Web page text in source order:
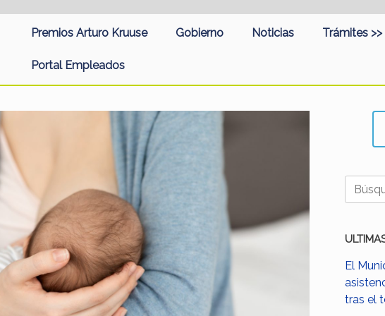
Premios Arturo Kruuse Gobierno Noticias Trámites >>
Portal Empleados
Buscar:
El
tras el